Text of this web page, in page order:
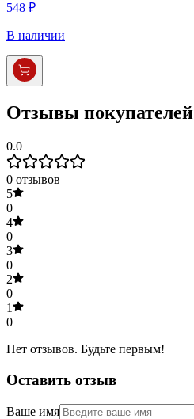
548 ₽
В наличии
Отзывы покупателей
0.0
0 отзывов
5
0
4
0
3
0
2
0
1
0
Нет отзывов. Будьте первым!
Оставить отзыв
Ваше имя